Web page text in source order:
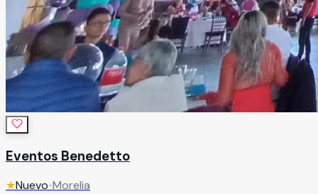
Eventos Benedetto
★Nuevo•Morelia